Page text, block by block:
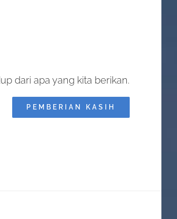
dari apa yang kita berikan.
PEMBERIAN KASIH